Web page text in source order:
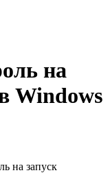
на
Windows
на запуск